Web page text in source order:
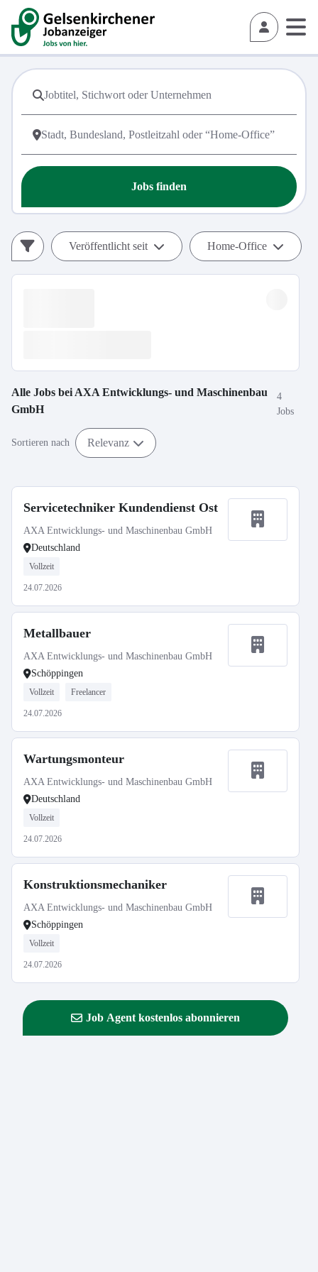
Jobs finden
Veröffentlicht seit Home-Office
Alle Jobs bei AXA Entwicklungs- und Maschinenbau
GmbH
4
Jobs
Sortieren nach Relevanz
Servicetechniker Kundendienst Ost
AXA Entwicklungs- und Maschinenbau GmbH
Deutschland
Vollzeit
24.07.2026
Metallbauer
AXA Entwicklungs- und Maschinenbau GmbH
Schöppingen
Vollzeit Freelancer
24.07.2026
Wartungsmonteur
AXA Entwicklungs- und Maschinenbau GmbH
Deutschland
Vollzeit
24.07.2026
Konstruktionsmechaniker
AXA Entwicklungs- und Maschinenbau GmbH
Schöppingen
Vollzeit
24.07.2026
Job Agent kostenlos abonnieren